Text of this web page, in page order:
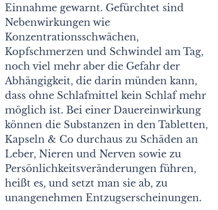
Einnahme gewarnt. Gefürchtet sind
Nebenwirkungen wie
Konzentrationsschwächen,
Kopfschmerzen und Schwindel am Tag,
noch viel mehr aber die Gefahr der
Abhängigkeit, die darin münden kann,
dass ohne Schlafmittel kein Schlaf mehr
möglich ist. Bei einer Dauereinwirkung
können die Substanzen in den Tabletten,
Kapseln & Co durchaus zu Schäden an
Leber, Nieren und Nerven sowie zu
Persönlichkeitsveränderungen führen,
heißt es, und setzt man sie ab, zu
unangenehmen Entzugserscheinungen.